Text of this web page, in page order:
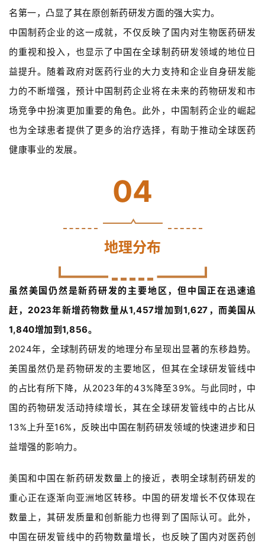
名第一，凸显了其在原创新药研发方面的强大实力。
中国制药企业的这一成就，不仅反映了国内对生物医药研发
的重视和投入，也显示了中国在全球制药研发领域的地位日
益提升。随着政府对医药行业的大力支持和企业自身研发能
力的不断增强，预计中国制药企业将在未来的药物研发和市
场竞争中扮演更加重要的角色。此外，中国制药企业的崛起
也为全球患者提供了更多的治疗选择，有助于推动全球医药
健康事业的发展。
04
地理分布
虽然美国仍然是新药研发的主要地区，但中国正在迅速追
赶，2023年新增药物数量从1,457增加到1,627，而美国从
1,840增加到1,856。
2024年，全球制药研发的地理分布呈现出显著的东移趋势。
美国虽然仍是药物研发的主要地区，但其在全球研发管线中
的占比有所下降，从2023年的43%降至39%。与此同时，中
国的药物研发活动持续增长，其在全球研发管线中的占比从
13%上升至16%，反映出中国在制药研发领域的快速进步和日
益增强的影响力。
美国和中国在新药研发数量上的接近，表明全球制药研发的
重心正在逐渐向亚洲地区转移。中国的研发增长不仅体现在
数量上，其研发质量和创新能力也得到了国际认可。此外，
中国在研发管线中的药物数量增长，也反映了国内对医药创